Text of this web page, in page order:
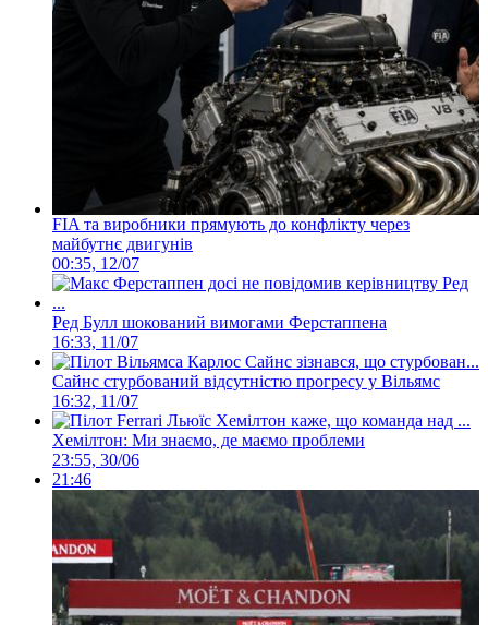
FIA та виробники прямують до конфлікту через
майбутнє двигунів
00:35, 12/07
Ред Булл шокований вимогами Ферстаппена
16:33, 11/07
Сайнс стурбований відсутністю прогресу у Вільямс
16:32, 11/07
Хемілтон: Ми знаємо, де маємо проблеми
23:55, 30/06
21:46